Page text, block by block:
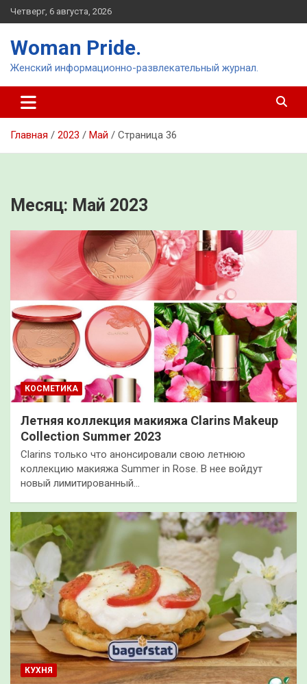
Перейти
к
Четверг, 6 августа, 2026
Woman Pride.
Женский информационно-развлекательный журнал.
Главная 2023 Май Страница 36
Месяц: Май 2023
КОСМЕТИКА
Летняя коллекция макияжа Clarins Makeup
Collection Summer 2023
Clarins только что анонсировали свою летнюю
коллекцию макияжа Summer in Rose. В нее войдут
новый лимитированный…
КУХНЯ